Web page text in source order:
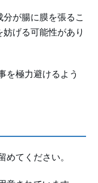
が腸に膜を張るこ
げる可能性があり
を極力避けるよう
めてください。